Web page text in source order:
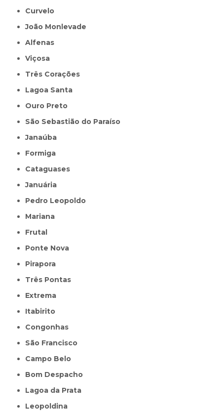
Curvelo
João Monlevade
Alfenas
Viçosa
Três Corações
Lagoa Santa
Ouro Preto
São Sebastião do Paraíso
Janaúba
Formiga
Cataguases
Januária
Pedro Leopoldo
Mariana
Frutal
Ponte Nova
Pirapora
Três Pontas
Extrema
Itabirito
Congonhas
São Francisco
Campo Belo
Bom Despacho
Lagoa da Prata
Leopoldina